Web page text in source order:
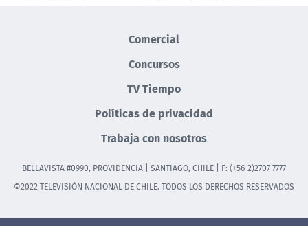
Comercial
Concursos
TV Tiempo
Políticas de privacidad
Trabaja con nosotros
BELLAVISTA #0990, PROVIDENCIA | SANTIAGO, CHILE | F: (+56-2)2707 7777
©2022 TELEVISIÓN NACIONAL DE CHILE. TODOS LOS DERECHOS RESERVADOS